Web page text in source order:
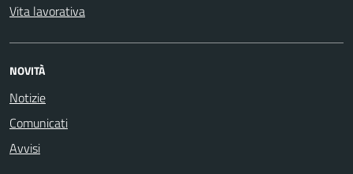
Vita lavorativa
NOVITÀ
Notizie
Comunicati
Avvisi